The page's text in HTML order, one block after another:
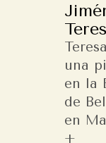
una
en la
de
en